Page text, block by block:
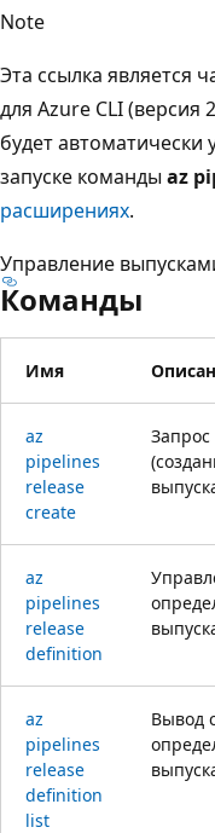
Note
Эта ссылка является
для Azure CLI
будет автоматически
запуске команды az
расширениях.
Управление
Команды
Имя
az
pipelines
release
create
Запрос
az
pipelines
release
definition
az
pipelines
release
definition
list
Вывод